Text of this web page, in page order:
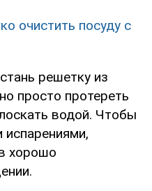
очистить посуду с
решетку из
просто протереть
водой. Чтобы
хорошо